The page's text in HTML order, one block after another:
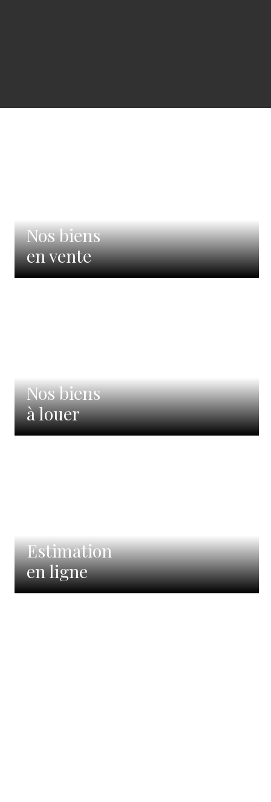
Nos biens
en vente
Nos biens
à louer
Estimation
en ligne